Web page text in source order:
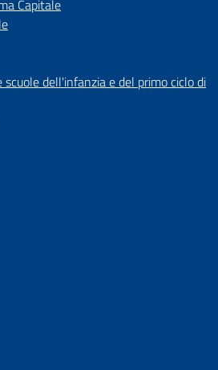
Capitale
dell'infanzia e del primo ciclo di